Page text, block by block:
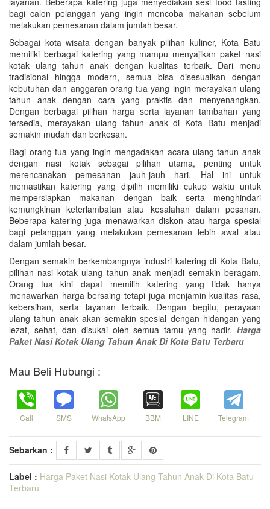
bagi calon pelanggan yang ingin mencoba makanan sebelum
melakukan pemesanan dalam jumlah besar.
Sebagai kota wisata dengan banyak pilihan kuliner, Kota Batu
memiliki berbagai katering yang mampu menyajikan paket nasi
kotak ulang tahun anak dengan kualitas terbaik. Dari menu
tradisional hingga modern, semua bisa disesuaikan dengan
kebutuhan dan anggaran orang tua yang ingin merayakan ulang
tahun anak dengan cara yang praktis dan menyenangkan.
Dengan berbagai pilihan harga serta layanan tambahan yang
tersedia, merayakan ulang tahun anak di Kota Batu menjadi
semakin mudah dan berkesan.
Bagi orang tua yang ingin mengadakan acara ulang tahun anak
dengan nasi kotak sebagai pilihan utama, penting untuk
merencanakan pemesanan jauh-jauh hari. Hal ini untuk
memastikan katering yang dipilih memiliki cukup waktu untuk
mempersiapkan makanan dengan baik serta menghindari
kemungkinan keterlambatan atau kesalahan dalam pesanan.
Beberapa katering juga menawarkan diskon atau harga spesial
bagi pelanggan yang melakukan pemesanan lebih awal atau
dalam jumlah besar.
Dengan semakin berkembangnya industri katering di Kota Batu,
pilihan nasi kotak ulang tahun anak menjadi semakin beragam.
Orang tua kini dapat memilih katering yang tidak hanya
menawarkan harga bersaing tetapi juga menjamin kualitas rasa,
kebersihan, serta layanan terbaik. Dengan begitu, perayaan
ulang tahun anak akan semakin spesial dengan hidangan yang
lezat, sehat, dan disukai oleh semua tamu yang hadir. Harga
Paket Nasi Kotak Ulang Tahun Anak Di Kota Batu Terbaru
Mau Beli Hubungi :
Call SMS WhatsApp BBM LINE Telegram
Sebarkan :
Label : Harga Paket Nasi Kotak Ulang Tahun Anak Di Kota Batu
Terbaru